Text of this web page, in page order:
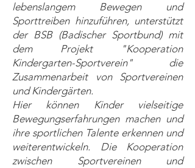
lebenslangem Bewegen und
Sporttreiben hinzuführen, unterstützt
der BSB (Badischer Sportbund) mit
dem Projekt "Kooperation
Kindergarten-Sportverein" die
Zusammenarbeit von Sportvereinen
und Kindergärten.
Hier können Kinder vielseitige
Bewegungserfahrungen machen und
ihre sportlichen Talente erkennen und
weiterentwickeln. Die Kooperation
zwischen Sportvereinen und